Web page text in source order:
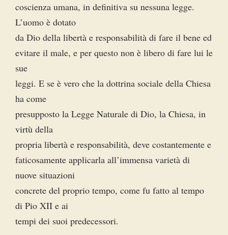
coscienza umana, in definitiva su nessuna legge.
L’uomo è dotato
da Dio della libertà e responsabilità di fare il bene ed
evitare il male, e per questo non è libero di fare lui le
sue
leggi. E se è vero che la dottrina sociale della Chiesa
ha come
presupposto la Legge Naturale di Dio, la Chiesa, in
virtù della
propria libertà e responsabilità, deve costantemente e
faticosamente applicarla all’immensa varietà di
nuove situazioni
concrete del proprio tempo, come fu fatto al tempo
di Pio XII e ai
tempi dei suoi predecessori.